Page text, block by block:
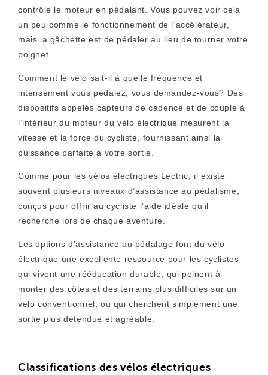
contrôle le moteur en pédalant. Vous pouvez voir cela
un peu comme le fonctionnement de l’accélérateur,
mais la gâchette est de pédaler au lieu de tourner votre
poignet.
Comment le vélo sait-il à quelle fréquence et
intensément vous pédalez, vous demandez-vous? Des
dispositifs appelés capteurs de cadence et de couple à
l’intérieur du moteur du vélo électrique mesurent la
vitesse et la force du cycliste, fournissant ainsi la
puissance parfaite à votre sortie.
Comme pour les vélos électriques Lectric, il existe
souvent plusieurs niveaux d’assistance au pédalisme,
conçus pour offrir au cycliste l’aide idéale qu’il
recherche lors de chaque aventure.
Les options d’assistance au pédalage font du vélo
électrique une excellente ressource pour les cyclistes
qui vivent une rééducation durable, qui peinent à
monter des côtes et des terrains plus difficiles sur un
vélo conventionnel, ou qui cherchent simplement une
sortie plus détendue et agréable.
Classifications des vélos électriques